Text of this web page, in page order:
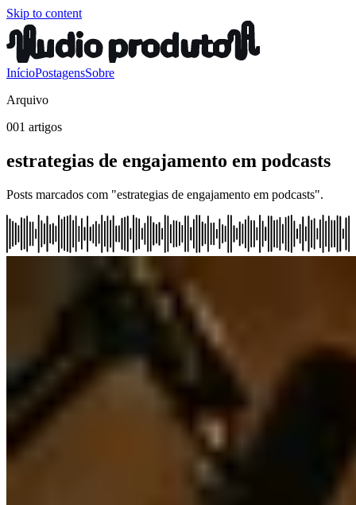
Skip to content
InícioPostagensSobre
Arquivo
001 artigos
estrategias de engajamento em podcasts
Posts marcados com "estrategias de engajamento em podcasts".